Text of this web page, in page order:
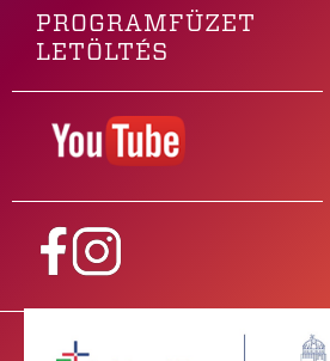
PROGRAMFÜZET
LETÖLTÉS